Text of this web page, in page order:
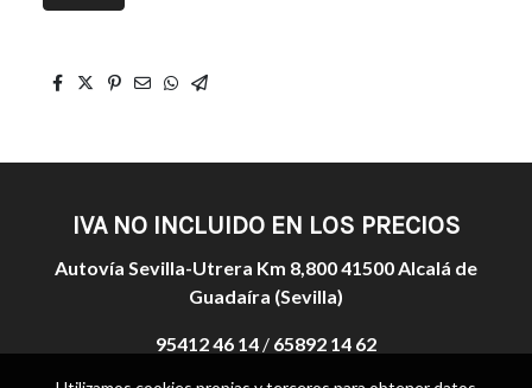
IVA NO INCLUIDO EN LOS PRECIOS
Autovía Sevilla-Utrera Km 8,800 41500 Alcalá de
Guadaíra (Sevilla)
95412 46 14 / 65892 14 62